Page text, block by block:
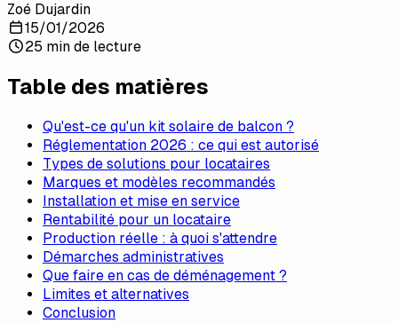
Zoé Dujardin
15/01/2026
25 min de lecture
Table des matières
Qu'est-ce qu'un kit solaire de balcon ?
Réglementation 2026 : ce qui est autorisé
Types de solutions pour locataires
Marques et modèles recommandés
Installation et mise en service
Rentabilité pour un locataire
Production réelle : à quoi s'attendre
Démarches administratives
Que faire en cas de déménagement ?
Limites et alternatives
Conclusion